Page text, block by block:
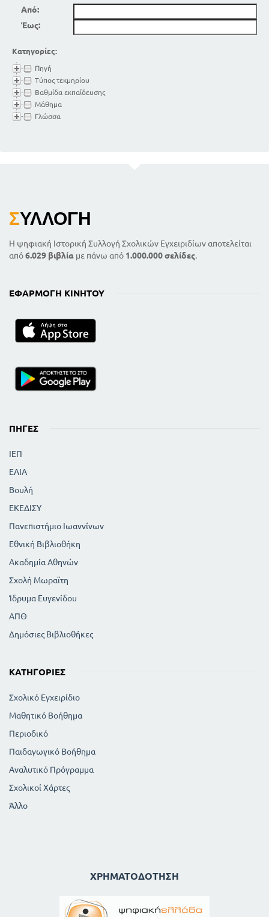
Από:
Έως:
Κατηγορίες:
Πηγή
Τύπος τεκμηρίου
Βαθμίδα εκπαίδευσης
Μάθημα
Γλώσσα
ΣΥΛΛΟΓΉ
Η ψηφιακή Ιστορική Συλλογή Σχολικών Εγχειριδίων αποτελείται
από6.029 βιβλία με πάνω από 1.000.000 σελίδες.
ΕΦΑΡΜΟΓΉ ΚΙΝΗΤΟΎ
ΠΗΓΈΣ
ΙΕΠ
ΕΛΙΑ
Βουλή
ΕΚΕΔΙΣΥ
Πανεπιστήμιο Ιωαννίνων
Εθνική Βιβλιοθήκη
Ακαδημία Αθηνών
Σχολή Μωραϊτη
Ίδρυμα Ευγενίδου
ΑΠΘ
Δημόσιες Βιβλιοθήκες
ΚΑΤΗΓΟΡΊΕΣ
Σχολικό Εγχειρίδιο
Μαθητικό Βοήθημα
Περιοδικό
Παιδαγωγικό Βοήθημα
Αναλυτικό Πρόγραμμα
Σχολικοί Χάρτες
Άλλο
ΧΡΗΜΑΤΟΔΌΤΗΣΗ